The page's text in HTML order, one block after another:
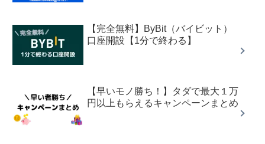
【完全無料】ByBit（バイビット）
口座開設【1分で終わる】
【早いモノ勝ち！】タダで最大１万
円以上もらえるキャンペーンまとめ